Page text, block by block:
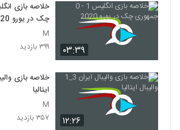
۰۳:۳۹
چک در یورو 2020
M
۳۹۹ بازدید
۱۲:۲۶
ایتالیا
M
۳۵۷ بازدید